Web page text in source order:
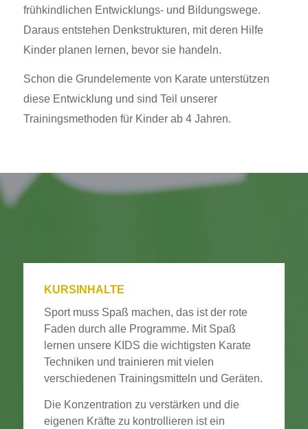
frühkindlichen Entwicklungs- und Bildungswege.
Daraus entstehen Denkstrukturen, mit deren Hilfe
Kinder planen lernen, bevor sie handeln.
Schon die Grundelemente von Karate unterstützen
diese Entwicklung und sind Teil unserer
Trainingsmethoden für Kinder ab 4 Jahren.
KURSINHALTE
Sport muss Spaß machen, das ist der rote
Faden durch alle Programme. Mit Spaß
lernen unsere KIDS die wichtigsten Karate
Techniken und trainieren mit vielen
verschiedenen Trainingsmitteln und Geräten.
Die Konzentration zu verstärken und die
eigenen Kräfte zu kontrollieren ist ein